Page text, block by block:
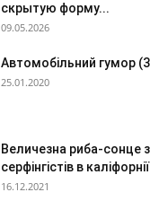
скрытую форму...
09.05.2026
Автомобільний гумор
25.01.2020
Величезна риба-сонце
серфінгістів в каліфорнії
16.12.2021